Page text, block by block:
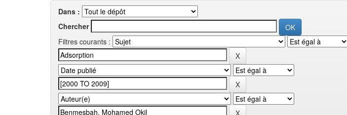
Dans :
Chercher
Filtres courants :